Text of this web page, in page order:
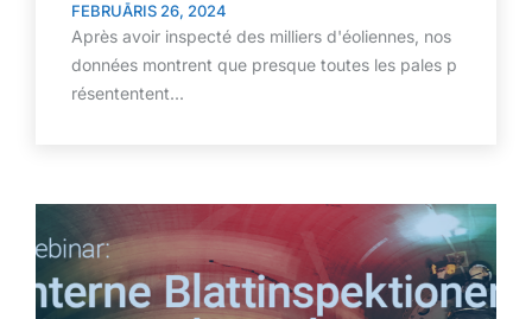
FEBRUĀRIS 26, 2024
Après avoir inspecté des milliers d'éoliennes, nos
données montrent que presque toutes les pales p
résententent...